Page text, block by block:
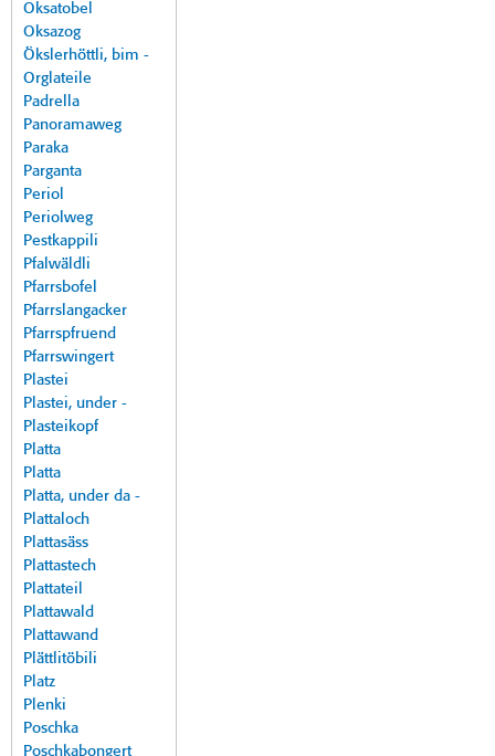
Oksatobel
Oksazog
Ökslerhöttli, bim -
Orglateile
Padrella
Panoramaweg
Paraka
Parganta
Periol
Periolweg
Pestkappili
Pfalwäldli
Pfarrsbofel
Pfarrslangacker
Pfarrspfruend
Pfarrswingert
Plastei
Plastei, under -
Plasteikopf
Platta
Platta
Platta, under da -
Plattaloch
Plattasäss
Plattastech
Plattateil
Plattawald
Plattawand
Plättlitöbili
Platz
Plenki
Poschka
Poschkabongert